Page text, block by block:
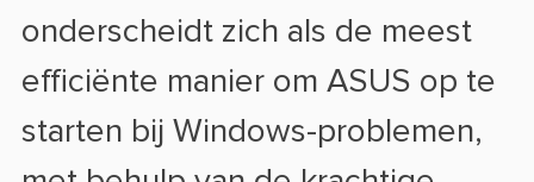
onderscheidt zich als de meest
efficiënte manier om ASUS op te
starten bij Windows-problemen,